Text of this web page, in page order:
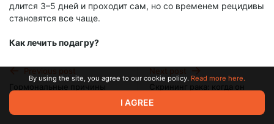
длится 3–5 дней и проходит сам, но со временем рецидивы
становятся все чаще.
Как лечить подагру?
Илья Смитиенко: Лечение делится на два этапа:
1. Купирование острого приступа:
• Нестероидные противовоспалительные препараты
повышения давления
Feb 07 2025 10:50
By using the site, you agree to our cookie policy. Read more here.
I AGREE